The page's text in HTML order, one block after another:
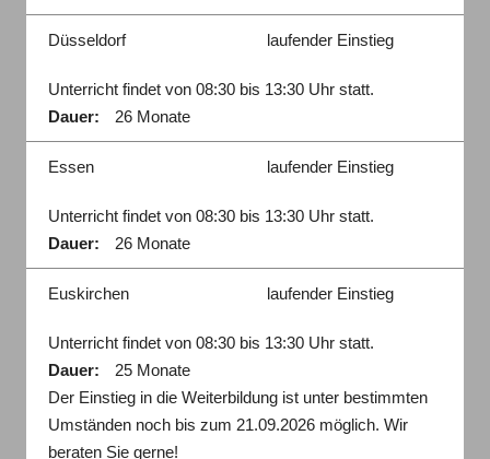
Düsseldorf laufender Einstieg
Unterricht findet von 08:30 bis 13:30 Uhr statt.
Dauer:
26 Monate
Essen laufender Einstieg
Unterricht findet von 08:30 bis 13:30 Uhr statt.
Dauer:
26 Monate
Euskirchen laufender Einstieg
Unterricht findet von 08:30 bis 13:30 Uhr statt.
Dauer:
25 Monate
Der Einstieg in die Weiterbildung ist unter bestimmten
Umständen noch bis zum 21.09.2026 möglich. Wir
beraten Sie gerne!